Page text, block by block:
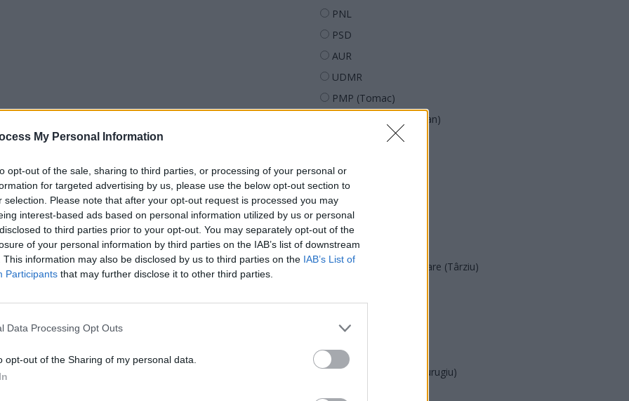
My Personal Information
opt-out of the sale, sharing to third parties, or processing of your personal or
for targeted advertising by us, please use the below opt-out section to
selection. Please note that after your opt-out request is processed you may
interest-based ads based on personal information utilized by us or personal
to third parties prior to your opt-out. You may separately opt-out of the
of your personal information by third parties on the IAB’s list of downstream
This information may also be disclosed by us to third parties on the IAB’s List of
Participants that may further disclose it to other third parties.
Data Processing Opt Outs
opt-out of the Sharing of my personal data.
unde acum se află Mallul Băneasa, IKEA,
de DNA încă din 2012. Sentința a rămas definitivă în
prin revizuire. Acum, pe 4 ianuarie 2024,
judecătoareaNadia Guluțanu,
al Magistraturii (CSM) – ca mulți alți
interese. Aceasta a câștigat nu mai puțin de patru
a fost reprimită în magistratură.
PNL
PSD
AUR
UDMR
PMP (Tomac)
Forța Dreptei (L. Orban)
SENS
SOS (Șoșoacă)
POT (Gavrilă)
PACE (Peia)
Acțiunea Conservatoare (Târziu)
PNȚCD (Pavelescu)
PNCR (Terheș)
Partidul Patrioților (Surugiu)